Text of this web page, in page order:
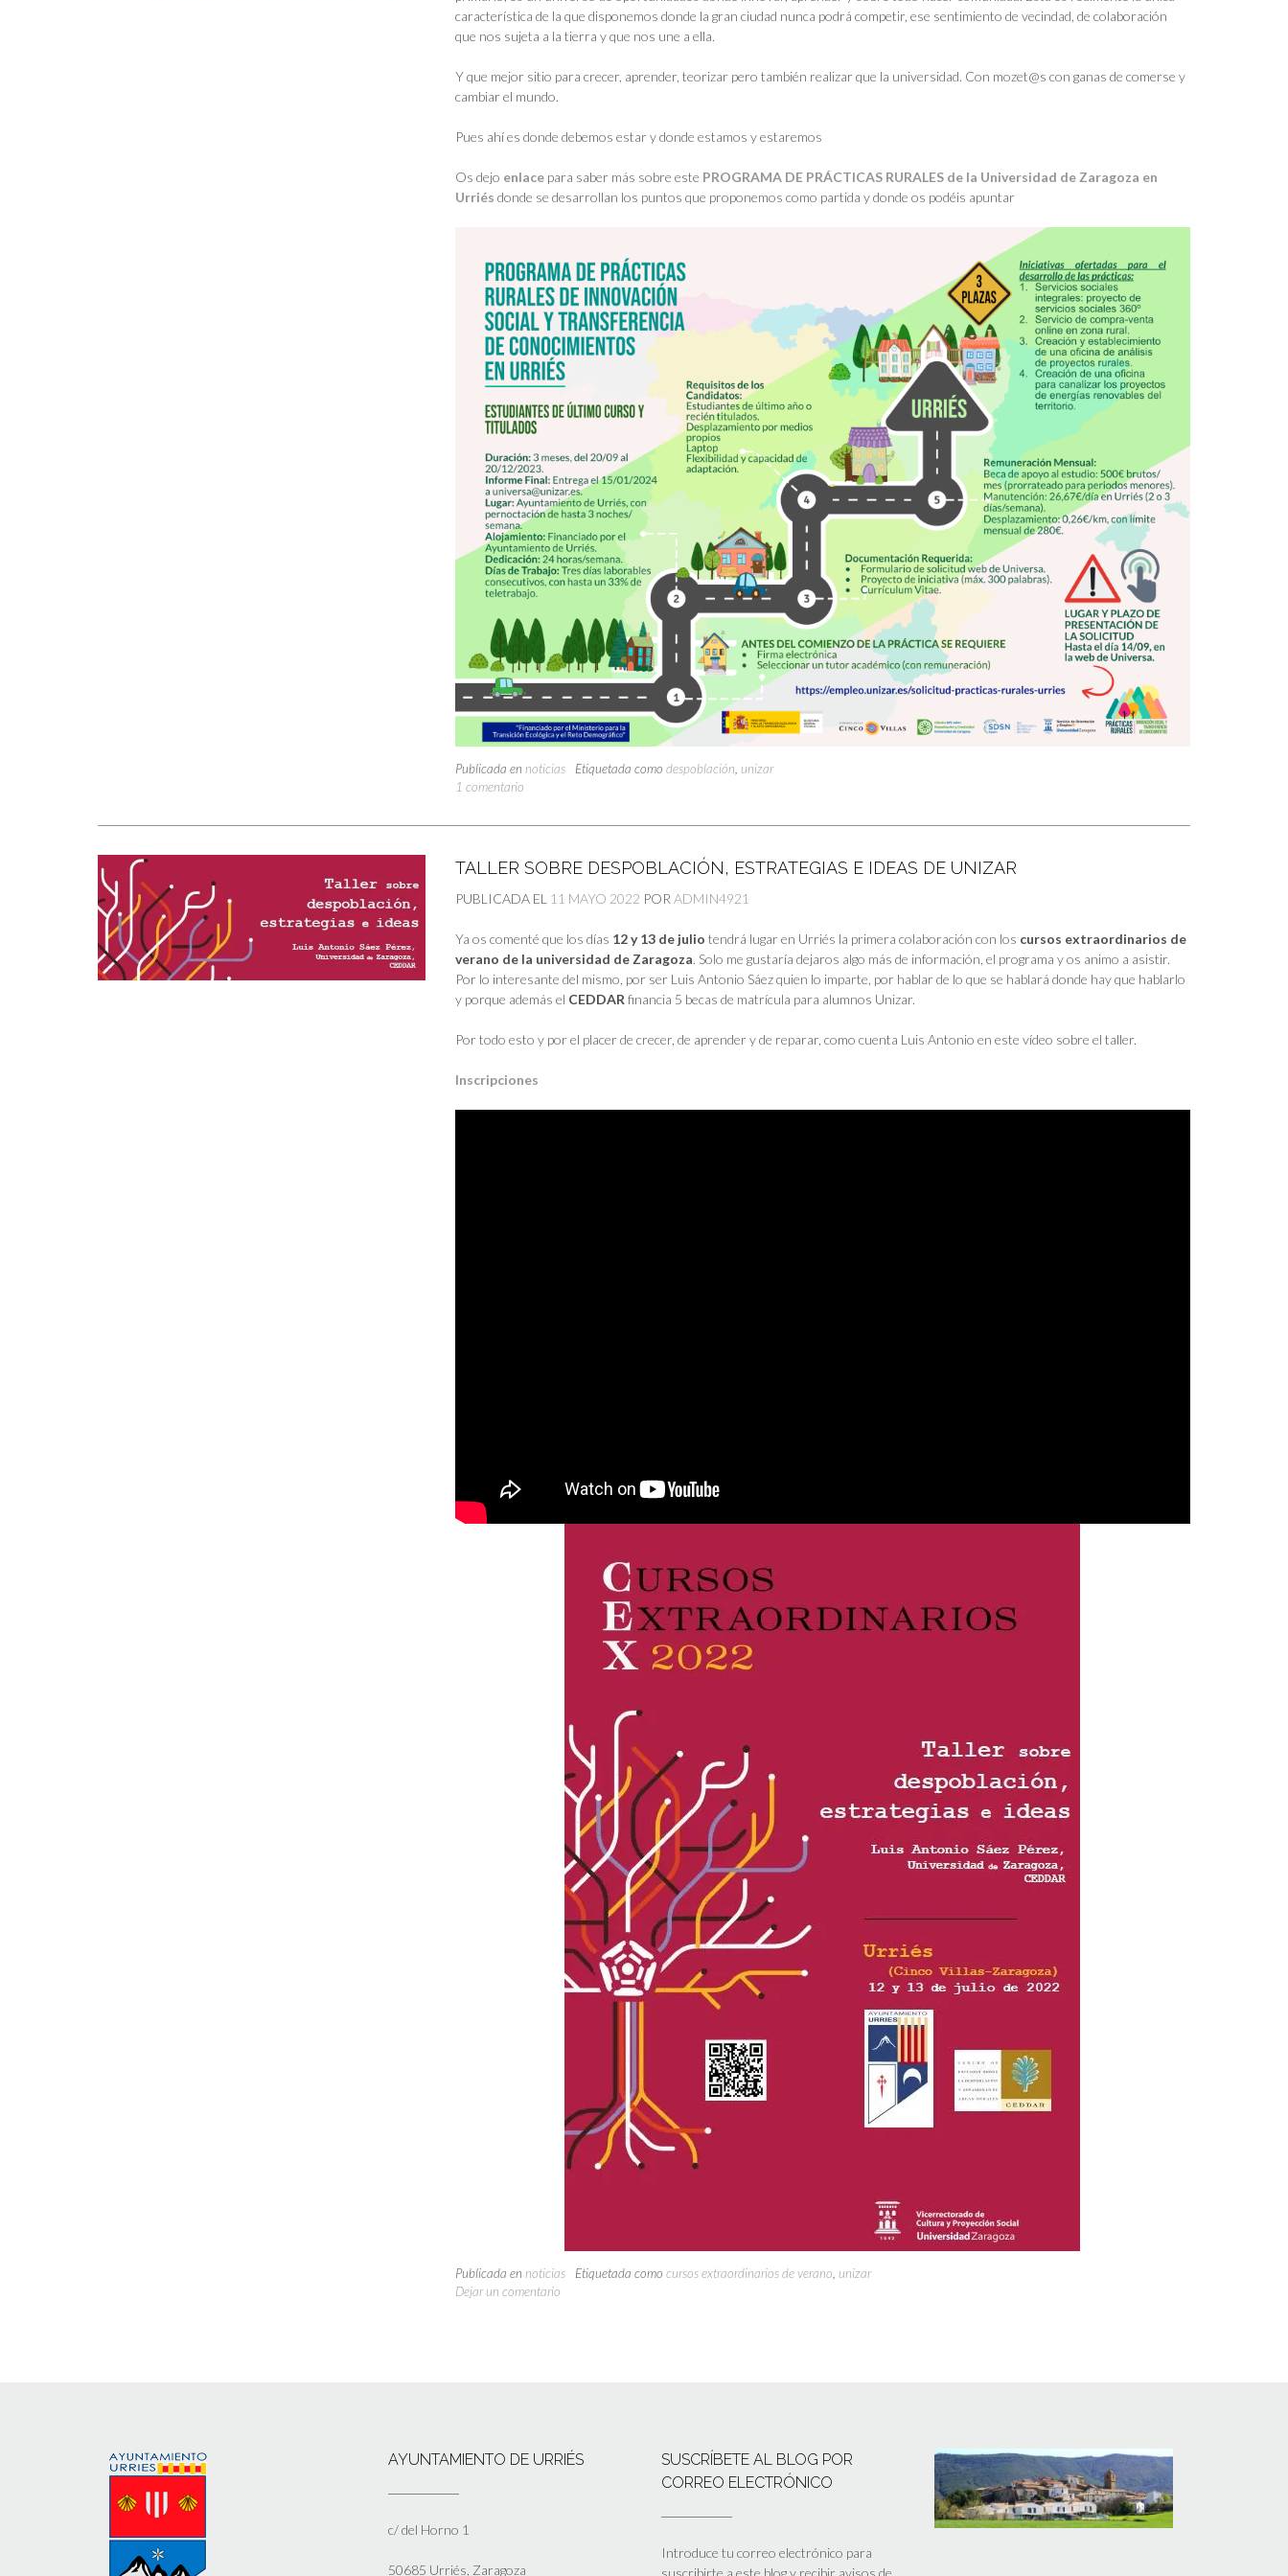
característica de la que disponemos donde la gran ciudad nunca podrá competir, ese sentimiento de vecindad, de colaboración
que nos sujeta a la tierra y que nos une a ella.
Y que mejor sitio para crecer, aprender, teorizar pero también realizar que la universidad. Con mozet@s con ganas de comerse y
cambiar el mundo.
Pues ahí es donde debemos estar y donde estamos y estaremos
Os dejo enlacepara saber más sobre este PROGRAMA DE PRÁCTICAS RURALES de la Universidad de Zaragoza en
Urriés donde se desarrollan los puntos que proponemos como partida y donde os podéis apuntar
Publicada en noticias Etiquetada como despoblación unizar
1 comentario
TALLER SOBRE DESPOBLACIÓN, ESTRATEGIAS E IDEAS DE UNIZAR
PUBLICADA EL 11 MAYO 2022 POR ADMIN4921
Ya os comenté que los días 12 y 13 de julio tendrá lugar en Urriés la primera colaboración con los cursos extraordinarios de
verano de la universidad de Zaragoza. Solo me gustaría dejaros algo más de información, el programa y os animo a asistir.
Por lo interesante del mismo, por ser Luis Antonio Sáez quien lo imparte, por hablar de lo que se hablará donde hay que hablarlo
y porque además el CEDDAR financia 5 becas de matrícula para alumnos Unizar.
Por todo esto y por el placer de crecer, de aprender y de reparar, como cuenta Luis Antonio en este vídeo sobre el taller.
Inscripciones
Publicada en noticias Etiquetada como cursos extraordinarios de verano unizar
Dejar un comentario
AYUNTAMIENTO DE URRIÉS
c/ del Horno 1
50685 Urriés, Zaragoza
SUSCRÍBETE AL BLOG POR
CORREO ELECTRÓNICO
Introduce tu correo electrónico para
suscribirte a este blog y recibir avisos de